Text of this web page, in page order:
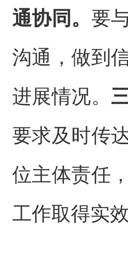
通协同。 要
沟通，做到
进展情况。
要求及时传
位主体责任
工作取得实效